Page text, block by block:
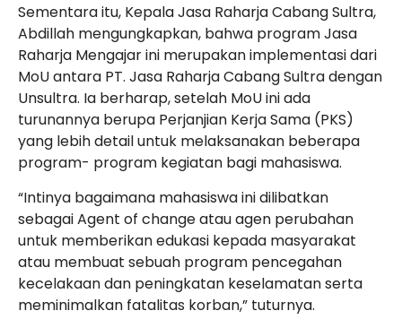
Sementara itu, Kepala Jasa Raharja Cabang Sultra,
Abdillah mengungkapkan, bahwa program Jasa
Raharja Mengajar ini merupakan implementasi dari
MoU antara PT. Jasa Raharja Cabang Sultra dengan
Unsultra. Ia berharap, setelah MoU ini ada
turunannya berupa Perjanjian Kerja Sama (PKS)
yang lebih detail untuk melaksanakan beberapa
program- program kegiatan bagi mahasiswa.
“Intinya bagaimana mahasiswa ini dilibatkan
sebagai Agent of change atau agen perubahan
untuk memberikan edukasi kepada masyarakat
atau membuat sebuah program pencegahan
kecelakaan dan peningkatan keselamatan serta
meminimalkan fatalitas korban,” tuturnya.